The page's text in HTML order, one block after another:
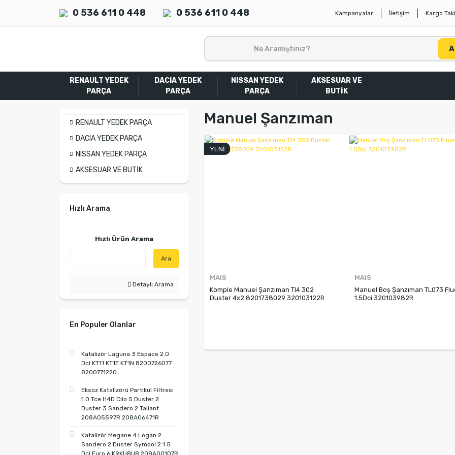
0 536 611 0 448 0 536 611 0 448 Kampanyalar İletişim Kargo
RENAULT YEDEK
PARÇA
DACIA YEDEK
PARÇA
NISSAN YEDEK
PARÇA
AKSESUAR VE
BUTİK
RENAULT YEDEK PARÇA
DACIA YEDEK PARÇA
NISSAN YEDEK PARÇA
AKSESUAR VE BUTİK
Hızlı Arama
Hızlı Ürün Arama
Ara
Detaylı Arama
En Populer Olanlar
Katalizör Laguna 3 Espace 2.0
Dci KT11 KT1E KT1N 8200726077
8200771220
Eksoz Katalizörü Partikül Filtresi
1.0 Tce H4D Clio 5 Duster 2
Duster 3 Sandero 2 Taliant
208A05597R 208A06471R
Katalizör Megane 4 Logan 2
Sandero 2 Duster Symbol 2 1.5
Dci Euro 6 K9KU8U8 208A00107R
Manuel Şanzıman
YENİ
MAIS
Komple Manuel Şanzıman Tl4 302
Duster 4x2 8201738029 320103122R
MAIS
Manuel Boş Şanzıman TL073
1.5Dci 320103982R